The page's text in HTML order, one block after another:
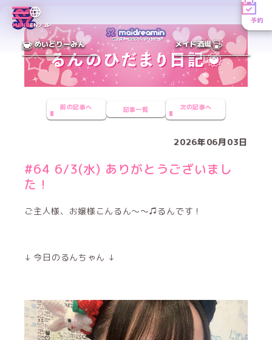
MENUEN／JP
予約
めいどりーみん メイド酒場
前の記事へ 記事一覧 次の記事へ
2026年06月03日
#64 6/3(水) ありがとうございまし
た！
ご主人様、お嬢様こんるん〜〜♫るんです！
↓ 今日のるんちゃん ↓